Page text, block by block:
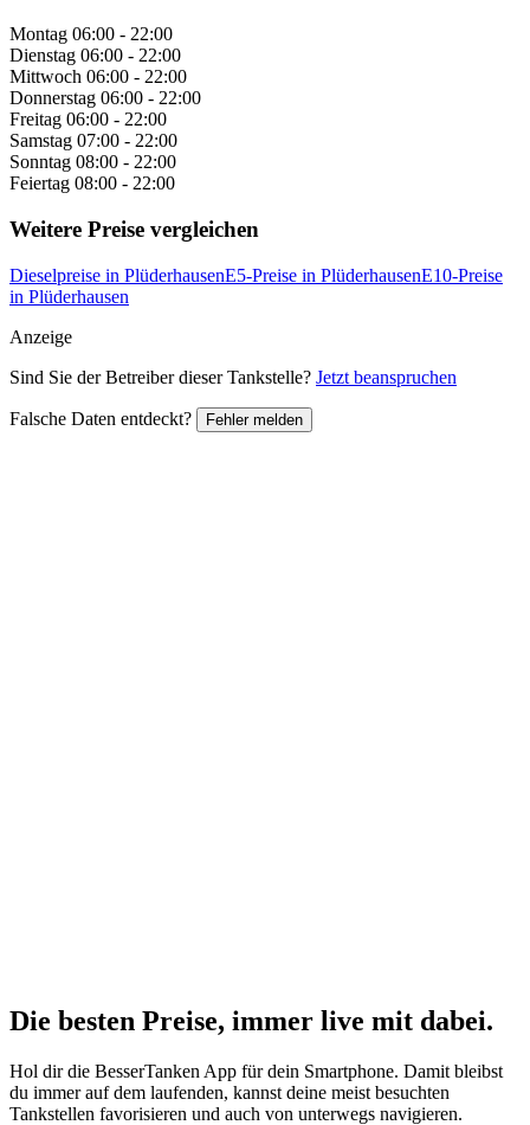
Montag 06:00 - 22:00
Dienstag 06:00 - 22:00
Mittwoch 06:00 - 22:00
Donnerstag 06:00 - 22:00
Freitag 06:00 - 22:00
Samstag 07:00 - 22:00
Sonntag 08:00 - 22:00
Feiertag 08:00 - 22:00
Weitere Preise vergleichen
Dieselpreise in PlüderhausenE5-Preise in PlüderhausenE10-Preise
in Plüderhausen
Anzeige
Sind Sie der Betreiber dieser Tankstelle? Jetzt beanspruchen
Falsche Daten entdeckt? Fehler melden
Die besten Preise, immer live mit dabei.
Hol dir die BesserTanken App für dein Smartphone. Damit bleibst
du immer auf dem laufenden, kannst deine meist besuchten
Tankstellen favorisieren und auch von unterwegs navigieren.